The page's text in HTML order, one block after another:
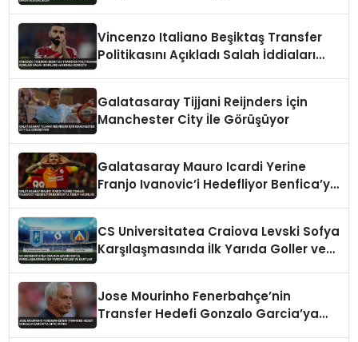
Vincenzo Italiano Beşiktaş Transfer
Politikasını Açıkladı Salah İddiaları
Galatasaray Tijjani Reijnders İçin
Manchester City İle Görüşüyor
Galatasaray Mauro Icardi Yerine
Franjo Ivanovic’i Hedefliyor Benfica’ya
CS Universitatea Craiova Levski Sofya
Karşılaşmasında İlk Yarıda Goller ve
Jose Mourinho Fenerbahçe’nin
Transfer Hedefi Gonzalo Garcia’ya